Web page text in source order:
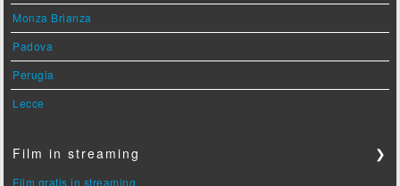
Monza Brianza
Padova
Perugia
Lecce
Film in streaming ❯
Film gratis in streaming